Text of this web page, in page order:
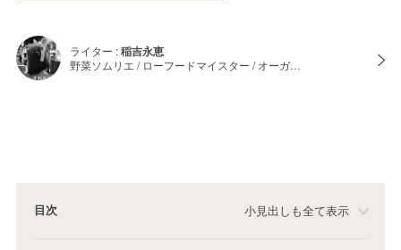
ライター :稲吉永恵
野菜ソムリエ / ローフードマイスター / オーガ…
目次 小見出しも全て表示